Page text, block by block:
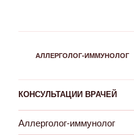
РУБРИКИ
АЛЛЕРГОЛОГ-ИММУНОЛОГ
КОНСУЛЬТАЦИИ ВРАЧЕЙ
Аллерголог-иммунолог